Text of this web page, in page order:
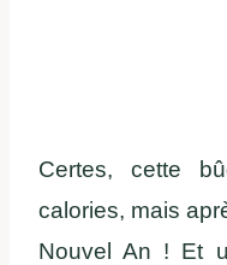
Certes, cette
calories, mais
Nouvel An ! Et